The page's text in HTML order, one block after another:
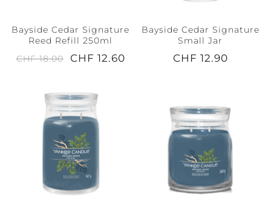
Bayside Cedar Signature
Reed Refill 250ml
CHF 18.00
CHF 12.60
Bayside Cedar Signature
Small Jar
CHF 12.90